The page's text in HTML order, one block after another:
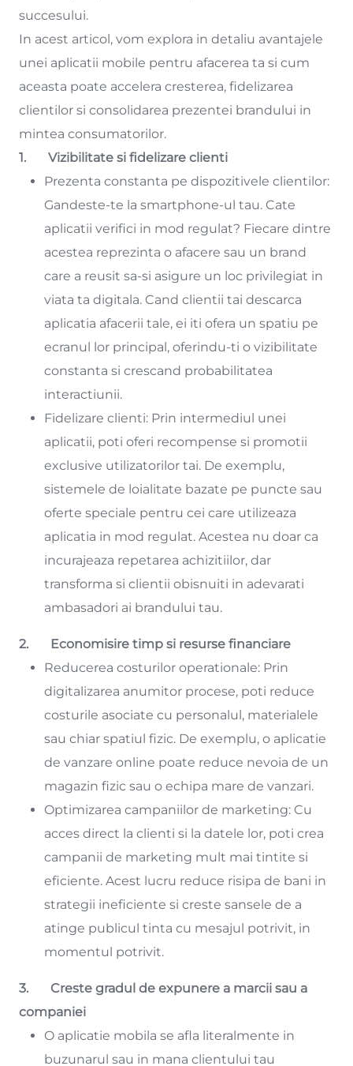
succesului.
In acest articol, vom explora in detaliu avantajele
unei aplicatii mobile pentru afacerea ta si cum
aceasta poate accelera cresterea, fidelizarea
clientilor si consolidarea prezentei brandului in
mintea consumatorilor.
1. Vizibilitate si fidelizare clienti
Prezenta constanta pe dispozitivele clientilor:
Gandeste-te la smartphone-ul tau. Cate
aplicatii verifici in mod regulat? Fiecare dintre
acestea reprezinta o afacere sau un brand
care a reusit sa-si asigure un loc privilegiat in
viata ta digitala. Cand clientii tai descarca
aplicatia afacerii tale, ei iti ofera un spatiu pe
ecranul lor principal, oferindu-ti o vizibilitate
constanta si crescand probabilitatea
interactiunii.
Fidelizare clienti: Prin intermediul unei
aplicatii, poti oferi recompense si promotii
exclusive utilizatorilor tai. De exemplu,
sistemele de loialitate bazate pe puncte sau
oferte speciale pentru cei care utilizeaza
aplicatia in mod regulat. Acestea nu doar ca
incurajeaza repetarea achizitiilor, dar
transforma si clientii obisnuiti in adevarati
ambasadori ai brandului tau.
2. Economisire timp si resurse financiare
Reducerea costurilor operationale: Prin
digitalizarea anumitor procese, poti reduce
costurile asociate cu personalul, materialele
sau chiar spatiul fizic. De exemplu, o aplicatie
de vanzare online poate reduce nevoia de un
magazin fizic sau o echipa mare de vanzari.
Optimizarea campaniilor de marketing: Cu
acces direct la clienti si la datele lor, poti crea
campanii de marketing mult mai tintite si
eficiente. Acest lucru reduce risipa de bani in
strategii ineficiente si creste sansele de a
atinge publicul tinta cu mesajul potrivit, in
momentul potrivit.
3. Creste gradul de expunere a marcii sau a
companiei
O aplicatie mobila se afla literalmente in
buzunarul sau in mana clientului tau